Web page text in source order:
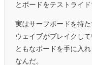
とボードをテストライ
実はサーフボードを持
ウェイブがブレイクし
ともなボードを手に入
なんだ。